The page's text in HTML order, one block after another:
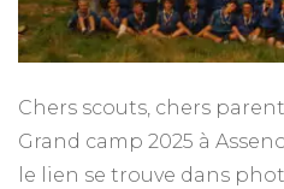
Chers scouts, chers
Grand camp 2025 à
le lien se trouve dans